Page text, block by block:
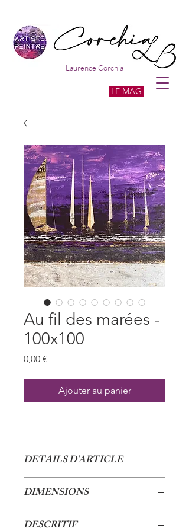
Laurence Corchia
LE MAG
Au fil des marées -
100x100
0,00 €
Ajouter au panier
DETAILS D'ARTICLE
Techniques : acrylique et techniques
mixtes
Toile en lin
DIMENSIONS
DESCRITIF